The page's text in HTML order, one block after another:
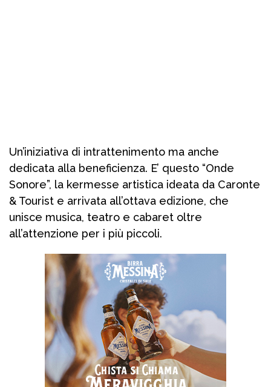
Un’iniziativa di intrattenimento ma anche
dedicata alla beneficienza. E’ questo “Onde
Sonore”, la kermesse artistica ideata da Caronte
& Tourist e arrivata all’ottava edizione, che
unisce musica, teatro e cabaret oltre
all’attenzione per i più piccoli.